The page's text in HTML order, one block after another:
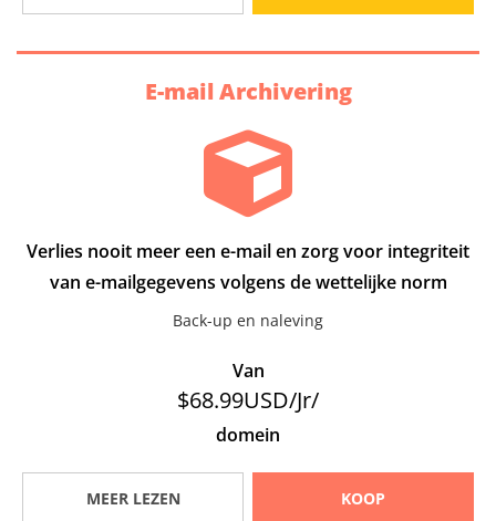
E-mail Archivering
Verlies nooit meer een e-mail en zorg voor integriteit
van e-mailgegevens volgens de wettelijke norm
Back-up en naleving
Van
$68.99USD/Jr/
domein
MEER LEZEN KOOP